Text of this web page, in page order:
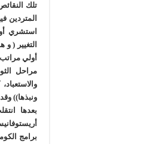
تلك
المتردين
استشري
التغيير (
أولي
مراحل
ونبذها))
بعدها
برامج